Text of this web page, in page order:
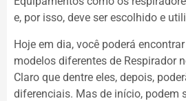
e, por isso, deve ser escolhido e
Hoje em dia, você poderá
modelos diferentes de Respirador
Claro que dentre eles, depois,
diferenciais. Mas de início, podem